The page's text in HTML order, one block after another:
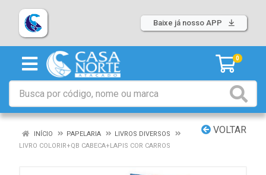
Baixe já nosso APP
0
VOLTAR
INÍCIO PAPELARIA
LIVROS DIVERSOS
LIVRO COLORIR+QB CABECA+LAPIS COR CARROS